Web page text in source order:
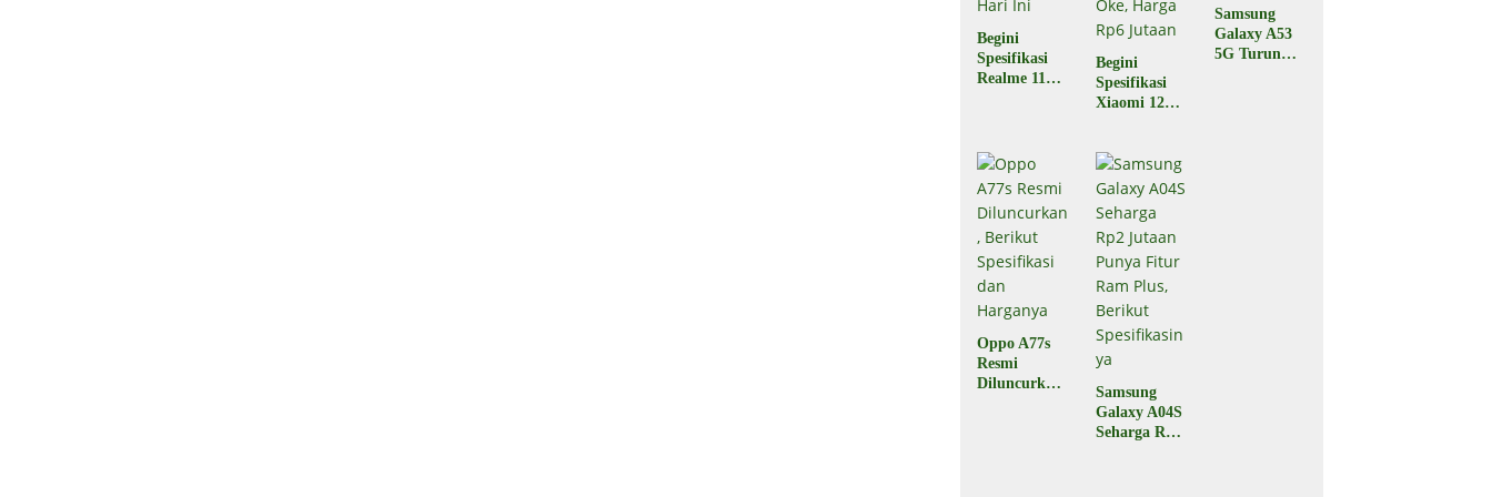
Begini
Spesifikasi
Realme 11
Hari Ini
Begini
Spesifikasi
Xiaomi 12T
Diluncurkan,
Performa
Oke, Harga
Rp6 Jutaan
Samsung
Galaxy A53
5G Turun
Oppo A77s
Resmi
Diluncurkan,
Samsung
Galaxy A04S
Seharga Rp2